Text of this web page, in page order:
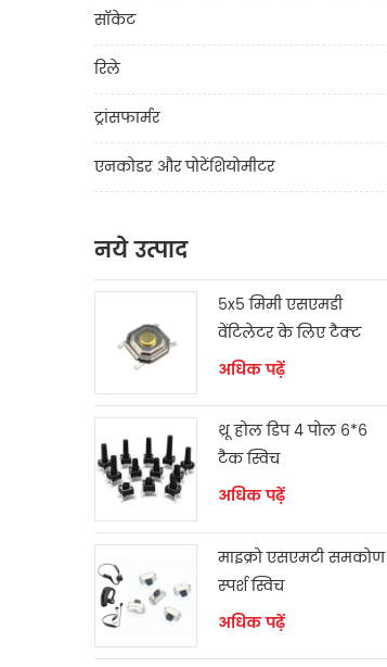
सॉकेट
रिले
ट्रांसफार्मर
एनकोडर और पोटेंशियोमीटर
नये उत्पाद
5x5 मिमी एसएमडी
वेंटिलेटर के लिए टैक्ट
स्विच
अधिक पढ़ें
थ्रू होल डिप 4 पोल 6*6
टैक स्विच
अधिक पढ़ें
माइक्रो एसएमटी समकोण
स्पर्श स्विच
अधिक पढ़ें